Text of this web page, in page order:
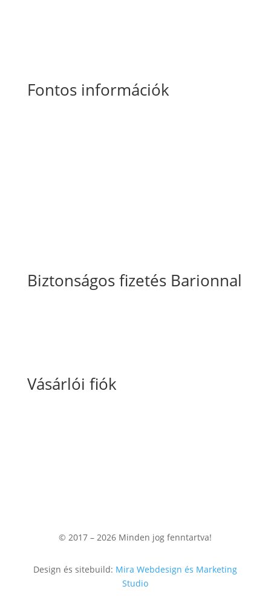
Fontos információk
Biztonságos fizetés Barionnal
Vásárlói fiók
© 2017 – 2026 Minden jog fenntartva!
Design és sitebuild: Mira Webdesign és Marketing
Studio